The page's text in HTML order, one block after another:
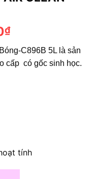
₫Giá
hiện
tại
là:
C896B 5L là sản
cấp có gốc sinh học.
tính